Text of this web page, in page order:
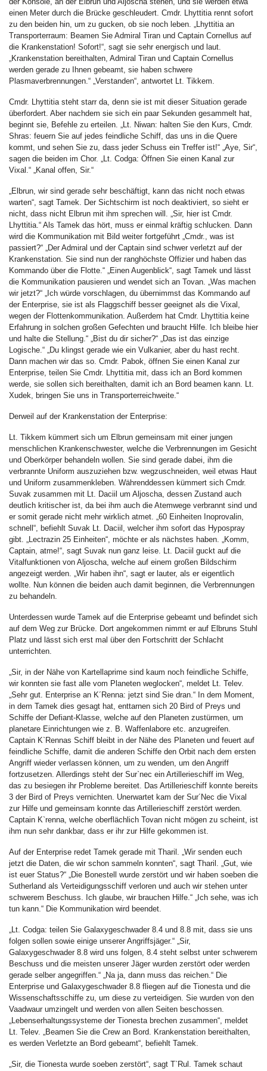
einen Meter durch die Brücke geschleudert. Cmdr. Lhyttitia rennt sofort
zu den beiden hin, um zu gucken, ob sie noch leben. „Lhyttitia an
Transporterraum: Beamen Sie Admiral Tiran und Captain Cornellus auf
die Krankenstation! Sofort!“, sagt sie sehr energisch und laut.
„Krankenstation bereithalten, Admiral Tiran und Captain Cornellus
werden gerade zu Ihnen gebeamt, sie haben schwere
Plasmaverbrennungen.“ „Verstanden“, antwortet Lt. Tikkem.
Cmdr. Lhyttitia steht starr da, denn sie ist mit dieser Situation gerade
überfordert. Aber nachdem sie sich ein paar Sekunden gesammelt hat,
beginnt sie, Befehle zu erteilen. „Lt. Niwan: halten Sie den Kurs, Cmdr.
Shras: feuern Sie auf jedes feindliche Schiff, das uns in die Quere
kommt, und sehen Sie zu, dass jeder Schuss ein Treffer ist!“ „Aye, Sir“,
sagen die beiden im Chor. „Lt. Codga: Öffnen Sie einen Kanal zur
Vixal.“ „Kanal offen, Sir.“
„Elbrun, wir sind gerade sehr beschäftigt, kann das nicht noch etwas
warten“, sagt Tamek. Der Sichtschirm ist noch deaktiviert, so sieht er
nicht, dass nicht Elbrun mit ihm sprechen will. „Sir, hier ist Cmdr.
Lhyttitia.“ Als Tamek das hört, muss er einmal kräftig schlucken. Dann
wird die Kommunikation mit Bild weiter fortgeführt „Cmdr., was ist
passiert?“ „Der Admiral und der Captain sind schwer verletzt auf der
Krankenstation. Sie sind nun der ranghöchste Offizier und haben das
Kommando über die Flotte.“ „Einen Augenblick“, sagt Tamek und lässt
die Kommunikation pausieren und wendet sich an Tovan. „Was machen
wir jetzt?“ „Ich würde vorschlagen, du übernimmst das Kommando auf
der Enterprise, sie ist als Flaggschiff besser geeignet als die Vixal,
wegen der Flottenkommunikation. Außerdem hat Cmdr. Lhyttitia keine
Erfahrung in solchen großen Gefechten und braucht Hilfe. Ich bleibe hier
und halte die Stellung.“ „Bist du dir sicher?“ „Das ist das einzige
Logische.“ „Du klingst gerade wie ein Vulkanier, aber du hast recht.
Dann machen wir das so. Cmdr. Pabok, öffnen Sie einen Kanal zur
Enterprise, teilen Sie Cmdr. Lhyttitia mit, dass ich an Bord kommen
werde, sie sollen sich bereithalten, damit ich an Bord beamen kann. Lt.
Xudek, bringen Sie uns in Transporterreichweite.“
Derweil auf der Krankenstation der Enterprise:
Lt. Tikkem kümmert sich um Elbrun gemeinsam mit einer jungen
menschlichen Krankenschwester, welche die Verbrennungen im Gesicht
und Oberkörper behandeln wollen. Sie sind gerade dabei, ihm die
verbrannte Uniform auszuziehen bzw. wegzuschneiden, weil etwas Haut
und Uniform zusammenkleben. Währenddessen kümmert sich Cmdr.
Suvak zusammen mit Lt. Daciil um Aljoscha, dessen Zustand auch
deutlich kritischer ist, da bei ihm auch die Atemwege verbrannt sind und
er somit gerade nicht mehr wirklich atmet. „60 Einheiten Inoprovalin,
schnell“, befiehlt Suvak Lt. Daciil, welcher ihm sofort das Hypospray
gibt. „Lectrazin 25 Einheiten“, möchte er als nächstes haben. „Komm,
Captain, atme!“, sagt Suvak nun ganz leise. Lt. Daciil guckt auf die
Vitalfunktionen von Aljoscha, welche auf einem großen Bildschirm
angezeigt werden. „Wir haben ihn“, sagt er lauter, als er eigentlich
wollte. Nun können die beiden auch damit beginnen, die Verbrennungen
zu behandeln.
Unterdessen wurde Tamek auf die Enterprise gebeamt und befindet sich
auf dem Weg zur Brücke. Dort angekommen nimmt er auf Elbruns Stuhl
Platz und lässt sich erst mal über den Fortschritt der Schlacht
unterrichten.
„Sir, in der Nähe von Kartellaprime sind kaum noch feindliche Schiffe,
wir konnten sie fast alle vom Planeten weglocken“, meldet Lt. Telev.
„Sehr gut. Enterprise an K´Renna: jetzt sind Sie dran.“ In dem Moment,
in dem Tamek dies gesagt hat, enttarnen sich 20 Bird of Preys und
Schiffe der Defiant-Klasse, welche auf den Planeten zustürmen, um
planetare Einrichtungen wie z. B. Waffenlabore etc. anzugreifen.
Captain K`Rennas Schiff bleibt in der Nähe des Planeten und feuert auf
feindliche Schiffe, damit die anderen Schiffe den Orbit nach dem ersten
Angriff wieder verlassen können, um zu wenden, um den Angriff
fortzusetzen. Allerdings steht der Sur`nec ein Artillerieschiff im Weg,
das zu besiegen ihr Probleme bereitet. Das Artillerieschiff konnte bereits
3 der Bird of Preys vernichten. Unerwartet kam der Sur´Nec die Vixal
zur Hilfe und gemeinsam konnte das Artillerieschiff zerstört werden.
Captain K`renna, welche oberflächlich Tovan nicht mögen zu scheint, ist
ihm nun sehr dankbar, dass er ihr zur Hilfe gekommen ist.
Auf der Enterprise redet Tamek gerade mit Tharil. „Wir senden euch
jetzt die Daten, die wir schon sammeln konnten“, sagt Tharil. „Gut, wie
ist euer Status?“ „Die Bonestell wurde zerstört und wir haben soeben die
Sutherland als Verteidigungsschiff verloren und auch wir stehen unter
schwerem Beschuss. Ich glaube, wir brauchen Hilfe.“ „Ich sehe, was ich
tun kann.“ Die Kommunikation wird beendet.
„Lt. Codga: teilen Sie Galaxygeschwader 8.4 und 8.8 mit, dass sie uns
folgen sollen sowie einige unserer Angriffsjäger.“ „Sir,
Galaxygeschwader 8.8 wird uns folgen, 8.4 steht selbst unter schwerem
Beschuss und die meisten unserer Jäger wurden zerstört oder werden
gerade selber angegriffen.“ „Na ja, dann muss das reichen.“ Die
Enterprise und Galaxygeschwader 8.8 fliegen auf die Tionesta und die
Wissenschaftsschiffe zu, um diese zu verteidigen. Sie wurden von den
Vaadwaur umzingelt und werden von allen Seiten beschossen.
„Lebenserhaltungssysteme der Tionesta brechen zusammen“, meldet
Lt. Telev. „Beamen Sie die Crew an Bord. Krankenstation bereithalten,
es werden Verletzte an Bord gebeamt“, befiehlt Tamek.
„Sir, die Tionesta wurde soeben zerstört“, sagt T`Rul. Tamek schaut